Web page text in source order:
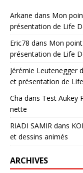
Arkane dans Mon
présentation de Life
Eric78 dans Mon
présentation de Life
Jérémie Leutenegger
et présentation de
Cha dans Test Aukey
nette
RIADI SAMIR dans
et dessins animés
ARCHIVES